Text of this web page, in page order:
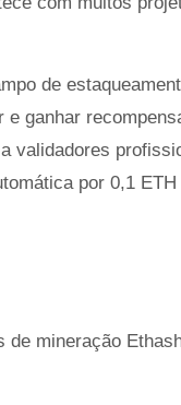
de
e ganhar
validadores
por 0,1 ETH
de mineração